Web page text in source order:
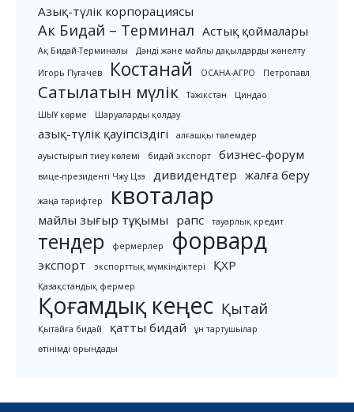
Азық-түлік корпорациясы
Ак Бидай – Терминал Астық қоймалары
Ақ Бидай-Терминалы
Дәнді және майлы дақылдарды жөнелту
Игорь Пугачев
Костанай ОСАНА-АГРО Петропавл
Сатылатын мүлік Тәжікстан
Циндао
ШЫҰ көрме
Шаруаларды қолдау
азық-түлік қауіпсіздігі
алғашқы төлемдер
ауыстырып тиеу көлемі
бидай экспорт бизнес-форум
вице-президенті Чжу Цзэ дивидендтер жалға беру
жаңа тарифтер квоталар
майлы зығыр тұқымы рапс тауарлық кредит
тендер фермерлер форвард
экспорт экспорттық мүмкіндіктері ҚХР
Қазақстандық фермер
Қоғамдық кеңес Қытай
Қытайға бидай қатты бидай
ұн тартушылар
өтінімді орындады